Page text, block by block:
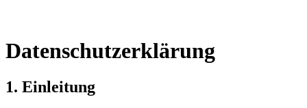
Datenschutzerklärung
1. Einleitung